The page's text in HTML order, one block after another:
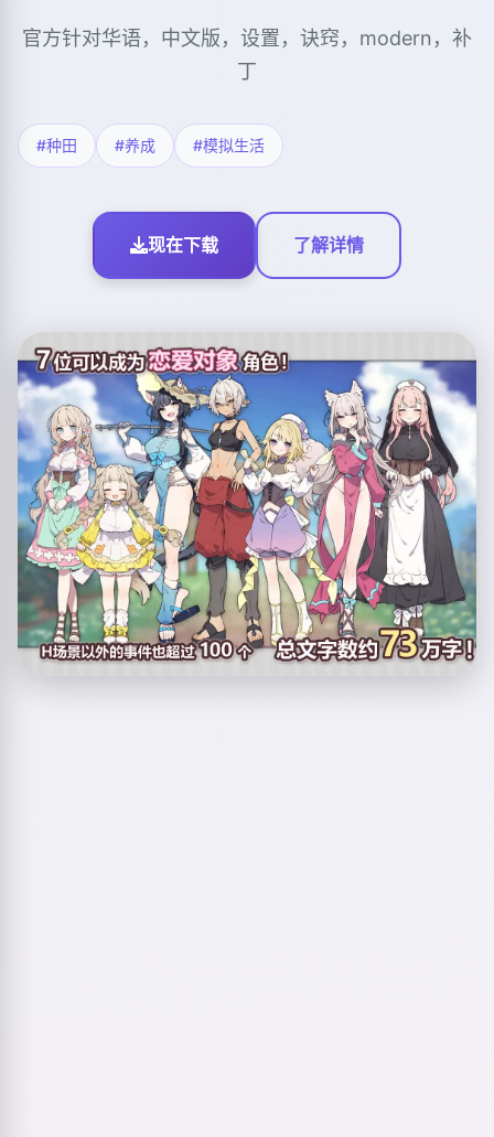
官方针对华语，中文版，设置，诀窍，modern，补
丁
#种田 #养成 #模拟生活
现在下载 了解详情